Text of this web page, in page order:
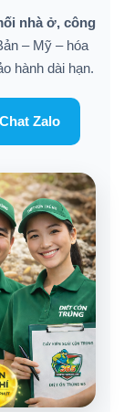
nhà ở, công
– Mỹ – hóa
hành dài hạn.
Chat Zalo